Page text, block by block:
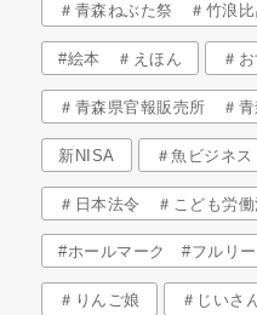
＃青森ねぶた祭 ＃竹浪
#絵本 ＃えほん ＃
＃青森県官報販売所 ＃青
新NISA ＃魚ビジネス
＃日本法令 ＃こども労
#ホールマーク #フルリ
＃りんご娘 ＃じいさ